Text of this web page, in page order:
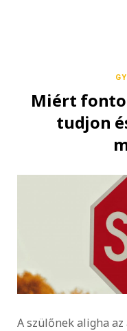
Miért
tudjon
A szülőnek aligha